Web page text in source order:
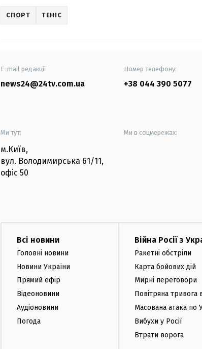
СПОРТ ТЕНІС
E-mail редакції
news24@24tv.com.ua
Номер телефону:
+38 044 390 5077
Ми тут:
м.Київ,
вул. Володимирська 61/11,
офіс 50
Ми в соцмережах:
Всі новини
Головні новини
Новини України
Прямий ефір
Відеоновини
Аудіоновини
Погода
Війна Росії з
Ракетні обстріли
Карта бойових дій
Мирні переговори
Повітряна тривога
Масована атака по
Вибухи у Росії
Втрати ворога